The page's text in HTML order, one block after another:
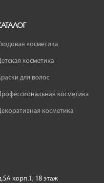
косметика
косметика
для волос
косметика
косметика
корп.1, 18 этаж